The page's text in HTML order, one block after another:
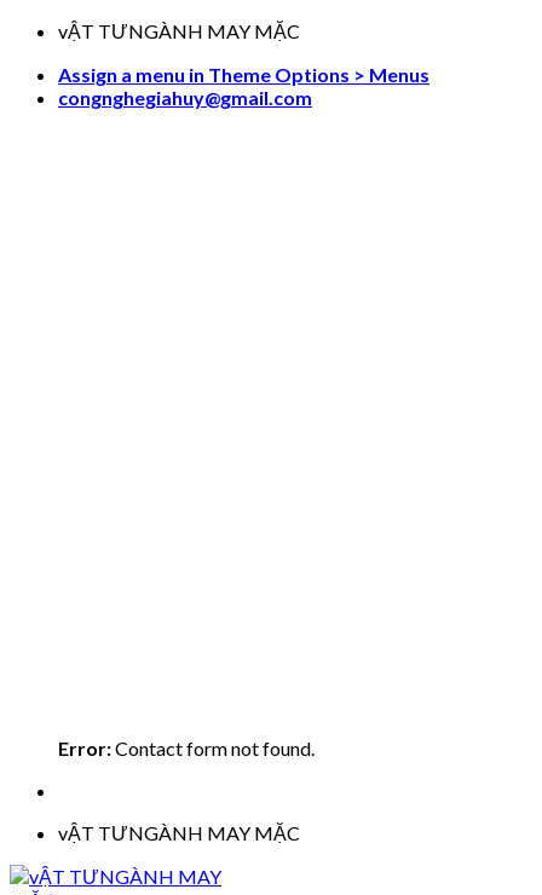
Skip
content
vẬT TƯNGÀNH MAY MẶC
Assign a menu in Theme Options > Menus
congnghegiahuy@gmail.com
Error:Contact form not found.
vẬT TƯNGÀNH MAY MẶC